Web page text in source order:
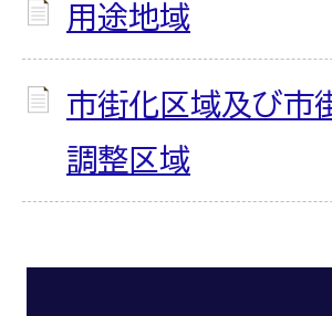
用途地域
市街化区域及び市
調整区域